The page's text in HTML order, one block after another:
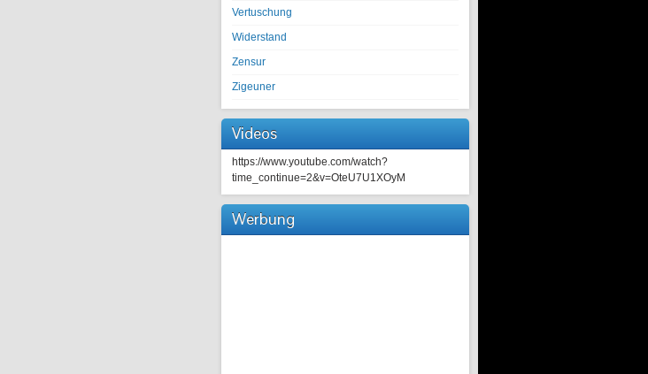
Vertuschung
Widerstand
Zensur
Zigeuner
Videos
https://www.youtube.com/watch?
time_continue=2&v=OteU7U1XOyM
Werbung